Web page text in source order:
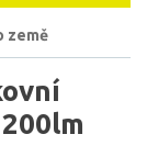
země